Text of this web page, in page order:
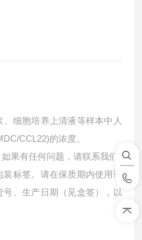
细胞培养上清液等样本中 人
CCL22)的浓度。
果有任何问题，请联系我们
标签。请在保质期内使用试
、生产日期（见盒签），以